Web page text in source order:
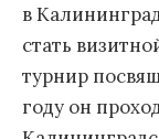
в
стать
турнир
году он